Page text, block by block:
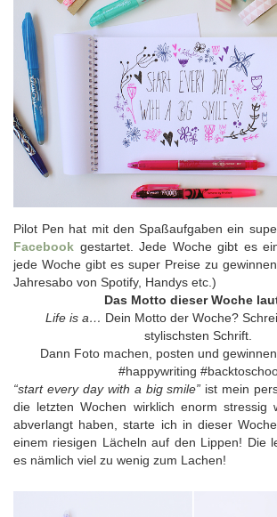
Pilot Pen hat mit den Spaßaufgaben ein
Facebook gestartet. Jede Woche gibt es
jede Woche gibt es super Preise zu
Jahresabo von Spotify, Handys etc.)
Das Motto dieser Woche
Life is a… Dein Motto der Woche?
stylischsten Schrift.
Dann Foto machen, posten und
#happywriting
“start every day with a big smile” ist mein
die letzten Wochen wirklich enorm stressig
abverlangt haben, starte ich in dieser
einem riesigen Lächeln auf den Lippen! Die
es nämlich viel zu wenig zum Lachen!